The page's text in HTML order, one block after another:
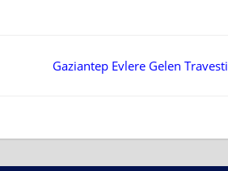
Gaziantep Evlere Gelen Travesti